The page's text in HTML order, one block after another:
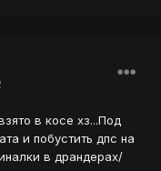
в косе хз...Под
и побустить дпс на
в драндерах/